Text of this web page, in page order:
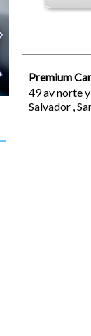
Premium
49 av norte
Salvador,